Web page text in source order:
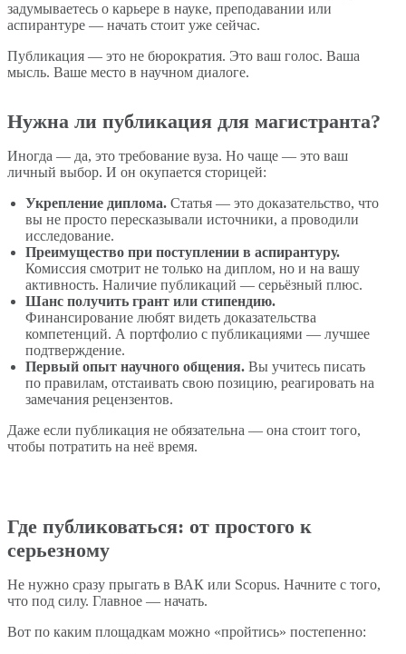
задумываетесь о карьере в науке, преподавании или
аспирантуре — начать стоит уже сейчас.
Публикация — это не бюрократия. Это ваш голос. Ваша
мысль. Ваше место в научном диалоге.
Нужна ли публикация для магистранта?
Иногда — да, это требование вуза. Но чаще — это ваш
личный выбор. И он окупается сторицей:
Укрепление диплома. Статья — это доказательство, что
вы не просто пересказывали источники, а проводили
исследование.
Преимущество при поступлении в аспирантуру.
Комиссия смотрит не только на диплом, но и на вашу
активность. Наличие публикаций — серьёзный плюс.
Шанс получить грант или стипендию.
Финансирование любят видеть доказательства
компетенций. А портфолио с публикациями — лучшее
подтверждение.
Первый опыт научного общения. Вы учитесь писать
по правилам, отстаивать свою позицию, реагировать на
замечания рецензентов.
Даже если публикация не обязательна — она стоит того,
чтобы потратить на неё время.
Где публиковаться: от простого к
серьезному
Не нужно сразу прыгать в ВАК или Scopus. Начните с того,
что под силу. Главное — начать.
Вот по каким площадкам можно «пройтись» постепенно: